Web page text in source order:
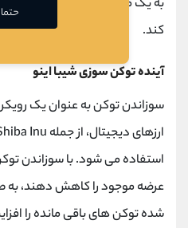
به یک مرکز پر جنب و جوش برای
کند.
آینده توکن سوزی شیبا اینو
سوزاندن توکن به عنوان یک
استفاده می شود. با سوزاندن
عرضه موجود را کاهش دهند، به
شده توکن های باقی مانده را
حتما